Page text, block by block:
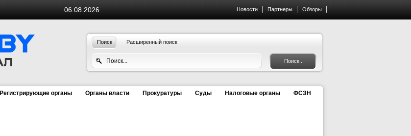
06.08.2026 Новости Партнеры Обзоры
Поиск Расширенный поиск
Регистрирующие органы Органы власти Прокуратуры Суды Налоговые органы ФСЗН